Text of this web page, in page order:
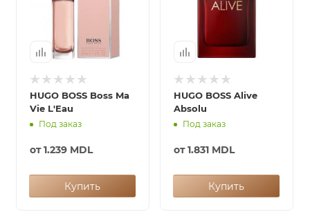
HUGO BOSS Boss Ma
Vie L'Eau
Под заказ
от1.239 MDL
Купить
HUGO BOSS Alive
Absolu
Под заказ
от1.831 MDL
Купить